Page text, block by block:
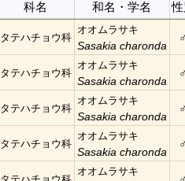
科名 和名・学名
タテハチョウ科
オオムラサキ
Sasakia charonda
タテハチョウ科
オオムラサキ
Sasakia charonda
タテハチョウ科
オオムラサキ
Sasakia charonda
タテハチョウ科
オオムラサキ
Sasakia charonda
オオムラサキ